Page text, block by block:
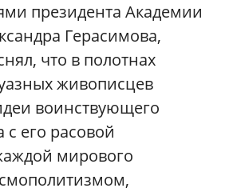
президента Академии
Герасимова,
что в полотнах
живописцев
воинствующего
его расовой
мирового